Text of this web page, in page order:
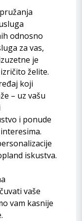
odnosno
za vas,
je
želite.
koji
– uz vašu
i ponude
iskustva.
vaše
vam kasnije